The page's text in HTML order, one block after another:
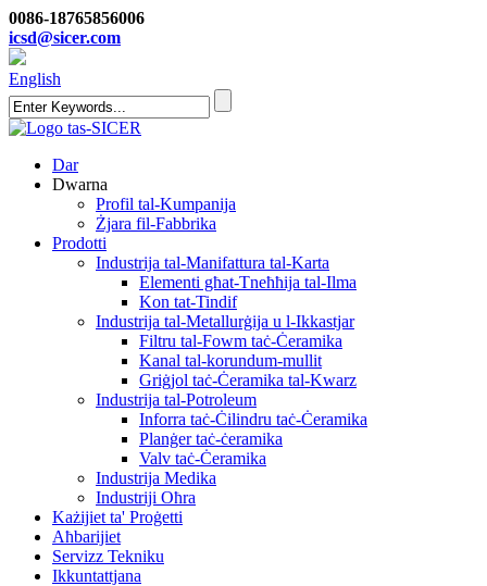
0086-18765856006
icsd@sicer.com
English
Dar
Dwarna
Profil tal-Kumpanija
Żjara fil-Fabbrika
Prodotti
Industrija tal-Manifattura tal-Karta
Elementi għat-Tneħħija tal-Ilma
Kon tat-Tindif
Industrija tal-Metallurġija u l-Ikkastjar
Filtru tal-Fowm taċ-Ċeramika
Kanal tal-korundum-mullit
Griġjol taċ-Ċeramika tal-Kwarz
Industrija tal-Potroleum
Inforra taċ-Ċilindru taċ-Ċeramika
Planġer taċ-ċeramika
Valv taċ-Ċeramika
Industrija Medika
Industriji Oħra
Każijiet ta' Proġetti
Aħbarijiet
Servizz Tekniku
Ikkuntattjana